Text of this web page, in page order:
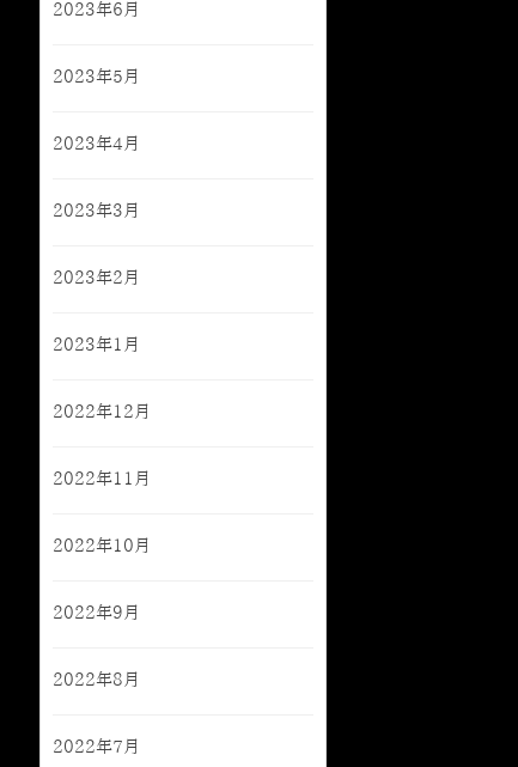
2023年6月
2023年5月
2023年4月
2023年3月
2023年2月
2023年1月
2022年12月
2022年11月
2022年10月
2022年9月
2022年8月
2022年7月